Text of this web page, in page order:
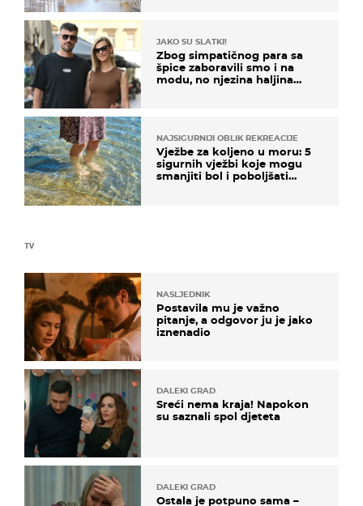
TV
NASLJEDNIK
Postavila mu je važno
pitanje, a odgovor ju je jako
iznenadio
DALEKI GRAD
Sreći nema kraja! Napokon
su saznali spol djeteta
DALEKI GRAD
Ostala je potpuno sama –
JAKO SU SLATKI!
Zbog simpatičnog para sa
špice zaboravili smo i na
modu, no njezina haljina
NAJSIGURNIJI OBLIK REKREACIJE
Vježbe za koljeno u moru: 5
sigurnih vježbi koje mogu
smanjiti bol i poboljšati